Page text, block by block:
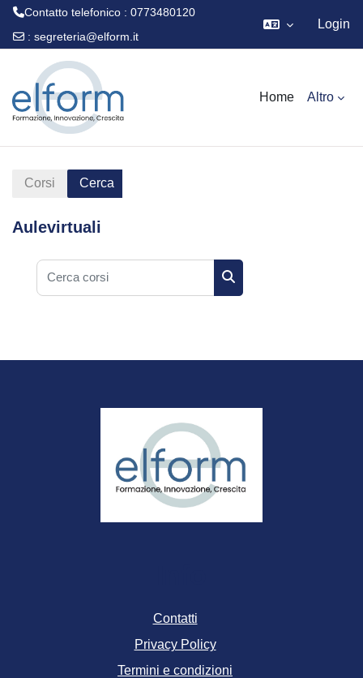
Contatto telefonico : 0773480120
: segreteria@elform.it
Login
Home Altro
Corsi Cerca
Aulevirtuali
Cerca corsi
Cerca corsi
Contatti
Privacy Policy
Termini e condizioni